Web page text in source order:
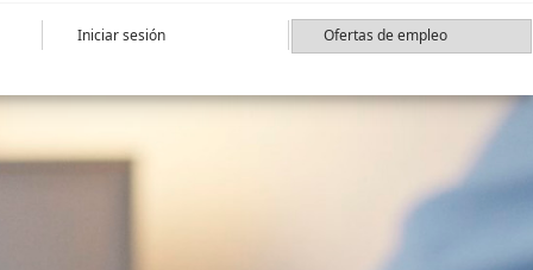
Iniciar sesión Ofertas de empleo